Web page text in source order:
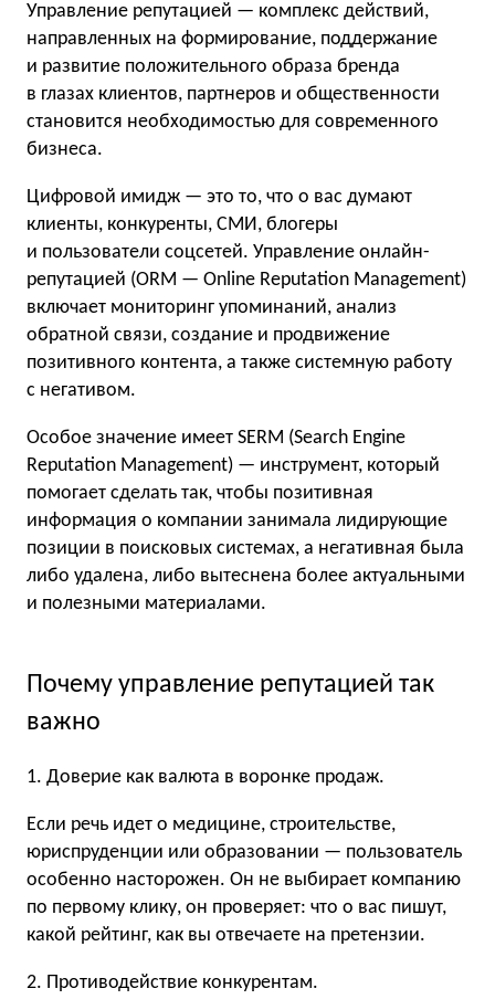
Управление репутацией — комплекс действий,
направленных на формирование, поддержание
и развитие положительного образа бренда
в глазах клиентов, партнеров и общественности
становится необходимостью для современного
бизнеса.
Цифровой имидж — это то, что о вас думают
клиенты, конкуренты, СМИ, блогеры
и пользователи соцсетей. Управление онлайн-
репутацией (ORM — Online Reputation Management)
включает мониторинг упоминаний, анализ
обратной связи, создание и продвижение
позитивного контента, а также системную работу
с негативом.
Особое значение имеет SERM (Search Engine
Reputation Management) — инструмент, который
помогает сделать так, чтобы позитивная
информация о компании занимала лидирующие
позиции в поисковых системах, а негативная была
либо удалена, либо вытеснена более актуальными
и полезными материалами.
Почему управление репутацией так
важно
1. Доверие как валюта в воронке продаж.
Если речь идет о медицине, строительстве,
юриспруденции или образовании — пользователь
особенно насторожен. Он не выбирает компанию
по первому клику, он проверяет: что о вас пишут,
какой рейтинг, как вы отвечаете на претензии.
2. Противодействие конкурентам.